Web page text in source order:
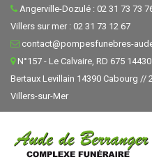
Angerville-Dozulé : 02 31 73 73
Villers sur mer : 02 31 73 12 67
contact@pompesfunebres-
N°157 - Le Calvaire, RD 675
Bertaux Levillain 14390 Cabourg //
Villers-sur-Mer